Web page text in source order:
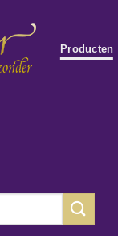
Producten